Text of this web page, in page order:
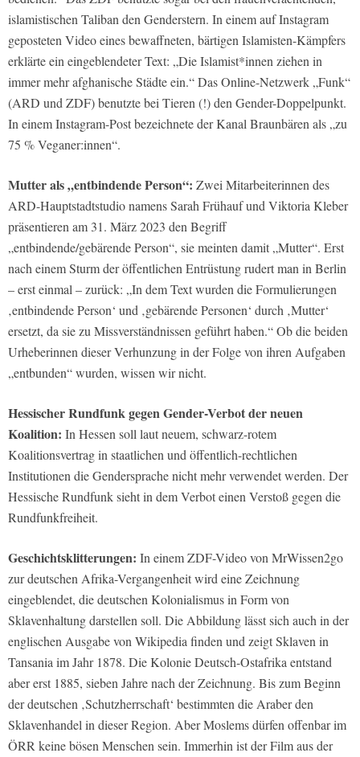
islamistischen Taliban den Genderstern. In einem auf Instagram
geposteten Video eines bewaffneten, bärtigen Islamisten-Kämpfers
erklärte ein eingeblendeter Text: „Die Islamist*innen ziehen in
immer mehr afghanische Städte ein.“ Das Online-Netzwerk „Funk“
(ARD und ZDF) benutzte bei Tieren (!) den Gender-Doppelpunkt.
In einem Instagram-Post bezeichnete der Kanal Braunbären als „zu
75 % Veganer:innen“.
Mutter als „entbindende Person“: Zwei Mitarbeiterinnen des
ARD-Hauptstadtstudio namens Sarah Frühauf und Viktoria Kleber
präsentieren am 31. März 2023 den Begriff
„entbindende/gebärende Person“, sie meinten damit „Mutter“. Erst
nach einem Sturm der öffentlichen Entrüstung rudert man in Berlin
– erst einmal – zurück: „In dem Text wurden die Formulierungen
‚entbindende Person‘ und ‚gebärende Personen‘ durch ‚Mutter‘
ersetzt, da sie zu Missverständnissen geführt haben.“ Ob die beiden
Urheberinnen dieser Verhunzung in der Folge von ihren Aufgaben
„entbunden“ wurden, wissen wir nicht.
Hessischer Rundfunk gegen Gender-Verbot der neuen
Koalition: In Hessen soll laut neuem, schwarz-rotem
Koalitionsvertrag in staatlichen und öffentlich-rechtlichen
Institutionen die Gendersprache nicht mehr verwendet werden. Der
Hessische Rundfunk sieht in dem Verbot einen Verstoß gegen die
Rundfunkfreiheit.
Geschichtsklitterungen: In einem ZDF-Video von MrWissen2go
zur deutschen Afrika-Vergangenheit wird eine Zeichnung
eingeblendet, die deutschen Kolonialismus in Form von
Sklavenhaltung darstellen soll. Die Abbildung lässt sich auch in der
englischen Ausgabe von Wikipedia finden und zeigt Sklaven in
Tansania im Jahr 1878. Die Kolonie Deutsch-Ostafrika entstand
aber erst 1885, sieben Jahre nach der Zeichnung. Bis zum Beginn
der deutschen ‚Schutzherrschaft‘ bestimmten die Araber den
Sklavenhandel in dieser Region. Aber Moslems dürfen offenbar im
ÖRR keine bösen Menschen sein. Immerhin ist der Film aus der